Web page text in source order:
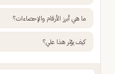
ما هي أبرز الأرقام والإحصاءات؟
كيف يؤثر هذا علي؟